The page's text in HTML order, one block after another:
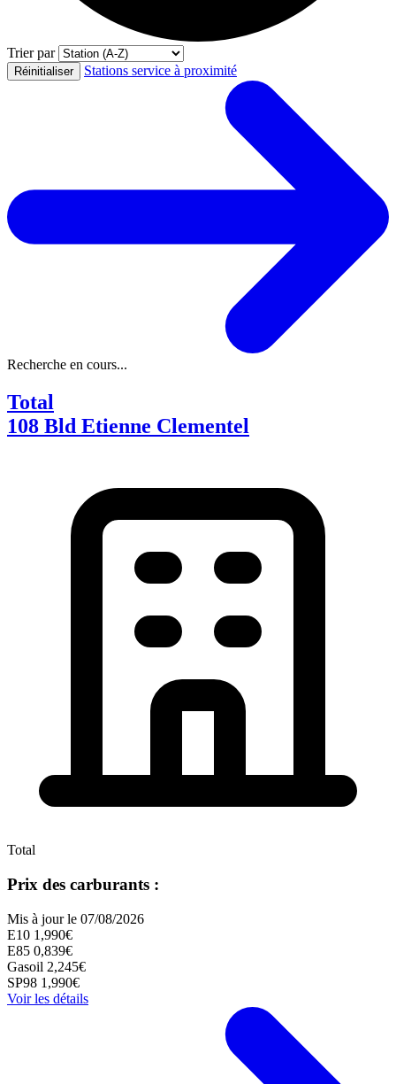
Trier par
Réinitialiser Stations service à proximité
Recherche en cours...
Total
108 Bld Etienne Clementel
Total
Prix des carburants :
Mis à jour le 07/08/2026
E10 1,990€
E85 0,839€
Gasoil 2,245€
SP98 1,990€
Voir les détails